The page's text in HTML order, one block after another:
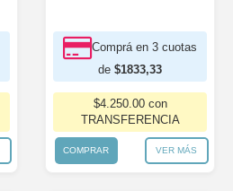
Comprá en 3 cuotas
de $1833,33
$4.250.00 con
TRANSFERENCIA
COMPRAR VER MÁS